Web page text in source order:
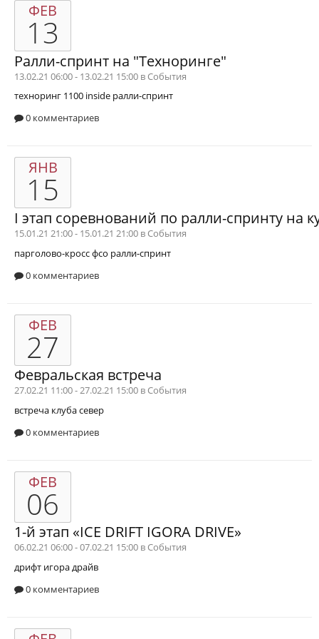
ФЕВ
13
Ралли-спринт на "Техноринге"
13.02.21 06:00 - 13.02.21 15:00 в События
техноринг 1100 inside ралли-спринт
0 комментариев
ЯНВ
15
I этап соревнований по ралли-спринту на
15.01.21 21:00 - 15.01.21 21:00 в События
парголово-кроссфсо ралли-спринт
0 комментариев
ФЕВ
27
Февральская встреча
27.02.21 11:00 - 27.02.21 15:00 в События
встреча клубасевер
0 комментариев
ФЕВ
06
1-й этап «ICE DRIFT IGORA DRIVE»
06.02.21 06:00 - 07.02.21 15:00 в События
дрифт игора драйв
0 комментариев